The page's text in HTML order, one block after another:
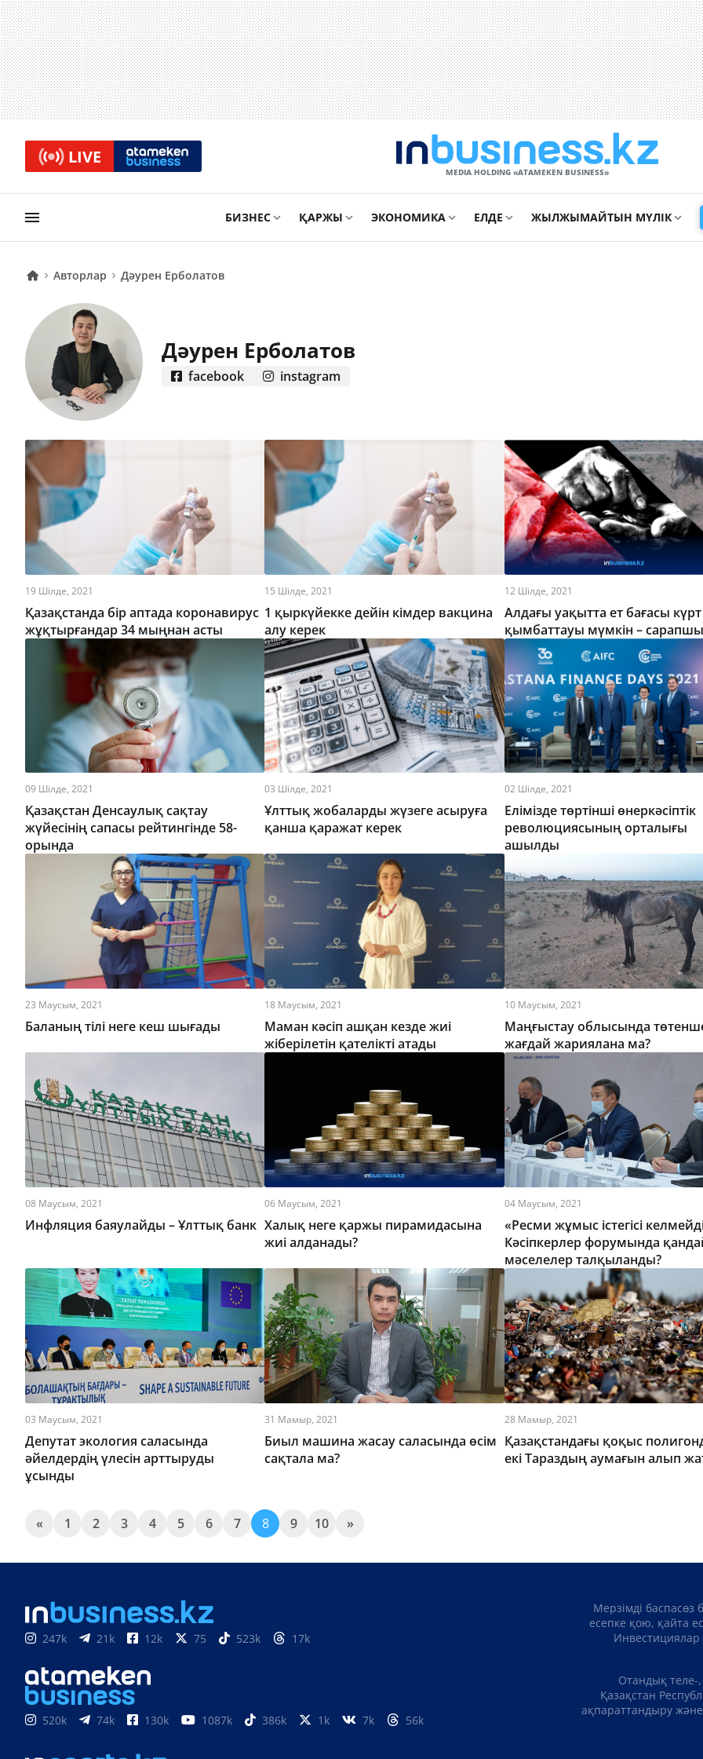
LIVE
MEDIA HOLDING «ATAMEKЕN BUSINESS»
БИЗНЕС ҚАРЖЫ ЭКОНОМИКА ЕЛДЕ ЖЫЛЖЫМАЙТЫН МҮЛІК
Авторлар Дәурен Ерболатов
Дәурен Ерболатов
facebook instagram
19 Шілде, 2021
Қазақстанда бір аптада коронавирус
жұқтырғандар 34 мыңнан асты
15 Шілде, 2021
1 қыркүйекке дейін кімдер вакцина
алу керек
12 Шілде, 2021
Алдағы уақытта ет бағасы күрт
қымбаттауы мүмкін – сарапшы
09 Шілде, 2021
Қазақстан Денсаулық сақтау
жүйесінің сапасы рейтингінде 58-
орында
03 Шілде, 2021
Ұлттық жобаларды жүзеге асыруға
қанша қаражат керек
02 Шілде, 2021
Елімізде төртінші өнеркәсіптік
революциясының орталығы
ашылды
23 Маусым, 2021
Баланың тілі неге кеш шығады
18 Маусым, 2021
Маман кәсіп ашқан кезде жиі
жіберілетін қателікті атады
10 Маусым, 2021
Маңғыстау облысында
жағдай жариялана ма?
08 Маусым, 2021
Инфляция баяулайды – Ұлттық банк
06 Маусым, 2021
Халық неге қаржы пирамидасына
жиі алданады?
04 Маусым, 2021
«Ресми жұмыс істегісі
Кәсіпкерлер форумында
мәселелер талқыланды?
03 Маусым, 2021
Депутат экология саласында
әйелдердің үлесін арттыруды
ұсынды
31 Мамыр, 2021
Биыл машина жасау саласында өсім
сақтала ма?
28 Мамыр, 2021
Қазақстандағы қоқыс
екі Тараздың аумағын алып
« 1 2 3 4 5 6 7 8 9 10 »
247k 21k 12k 75 523k 17k
520k 74k 130k 1087k 386k 1k 7k 56k
Мерзімді баспасөз
есепке қою, қайта
Инвестициялар
Отандық теле-
Қазақстан
ақпараттандыру